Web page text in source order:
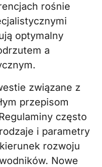
rośnie
optymalny
a
związane z
przepisom
często
i parametry
rozwoju
Nowe